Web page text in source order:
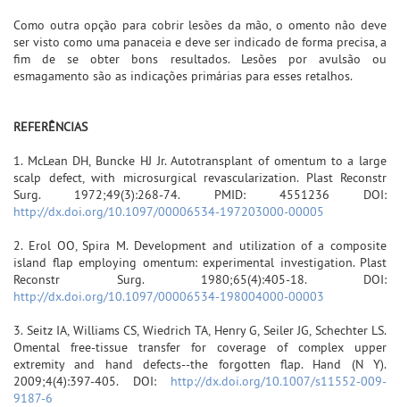
Como outra opção para cobrir lesões da mão, o omento não deve
ser visto como uma panaceia e deve ser indicado de forma precisa, a
fim de se obter bons resultados. Lesões por avulsão ou
esmagamento são as indicações primárias para esses retalhos.
REFERÊNCIAS
1. McLean DH, Buncke HJ Jr. Autotransplant of omentum to a large
scalp defect, with microsurgical revascularization. Plast Reconstr
Surg. 1972;49(3):268-74. PMID: 4551236 DOI:
http://dx.doi.org/10.1097/00006534-197203000-00005
2. Erol OO, Spira M. Development and utilization of a composite
island flap employing omentum: experimental investigation. Plast
Reconstr Surg. 1980;65(4):405-18. DOI:
http://dx.doi.org/10.1097/00006534-198004000-00003
3. Seitz IA, Williams CS, Wiedrich TA, Henry G, Seiler JG, Schechter LS.
Omental free-tissue transfer for coverage of complex upper
extremity and hand defects--the forgotten flap. Hand (N Y).
2009;4(4):397-405. DOI: http://dx.doi.org/10.1007/s11552-009-
9187-6